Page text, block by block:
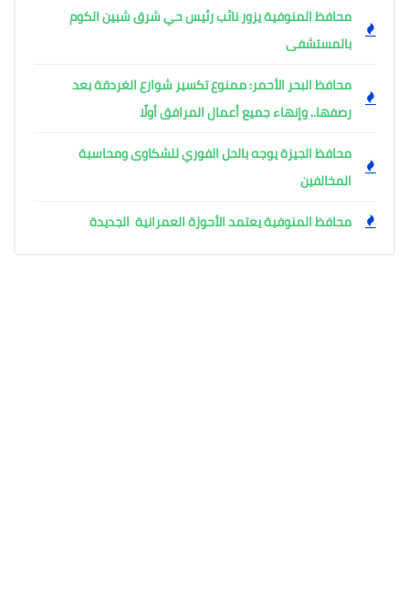
محافظ المنوفية يزور نائب رئيس حي شرق شبين الكوم
بالمستشفى
محافظ البحر الأحمر: ممنوع تكسير شوارع الغردقة بعد
رصفها.. وإنهاء جميع أعمال المرافق أولًا
محافظ الجيزة يوجه بالحل الفوري للشكاوى ومحاسبة
المخالفين
محافظ المنوفية يعتمد الأحوزة العمرانية الجديدة